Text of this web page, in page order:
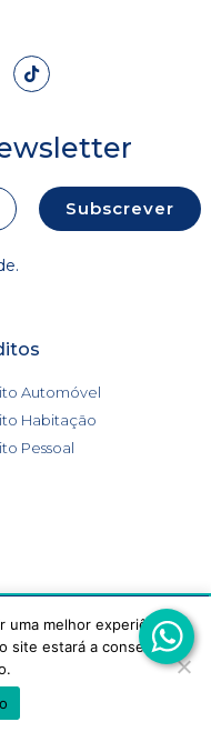
.
Subscrever
Automóvel
Habitação
Pessoal
reservados
a tua experiência.
cookies?
uma melhor experiência
site estará a consentir a